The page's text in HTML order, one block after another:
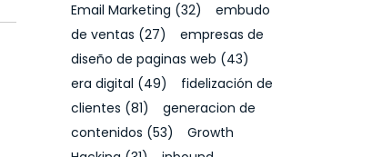
Email Marketing (32)
embudo
de ventas (27)
empresas de
diseño de paginas web (43)
era digital (49)
fidelización de
clientes (81)
generacion de
contenidos (53)
Growth